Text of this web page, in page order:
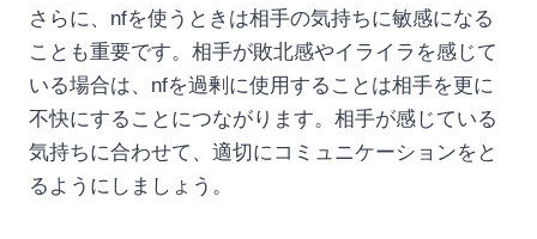
さらに、nfを使うときは相手の気持ちに敏感になる
ことも重要です。相手が敗北感やイライラを感じて
いる場合は、nfを過剰に使用することは相手を更に
不快にすることにつながります。相手が感じている
気持ちに合わせて、適切にコミュニケーションをと
るようにしましょう。